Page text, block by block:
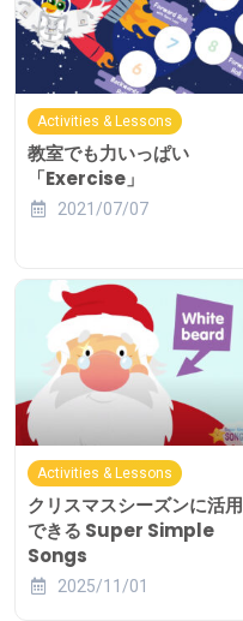
Activities & Lessons
教室でも力いっぱい
「Exercise」
2021/07/07
Activities & Lessons
クリスマスシーズンに活用
できる Super Simple
Songs
2025/11/01